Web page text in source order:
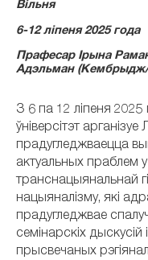
Вільня
6-12 ліпеня 2025 года
Прафесар Ірына
Адэльман
З 6 па 12 ліпеня 2025
ўніверсітэт
прадугледжваецца
актуальных праблем у
транснацыянальнай
нацыяналізму, які
прадугледжвае
семінарскіх
прысвечаных